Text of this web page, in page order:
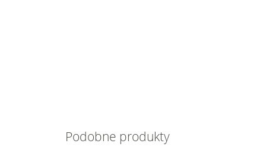
Podobne produkty